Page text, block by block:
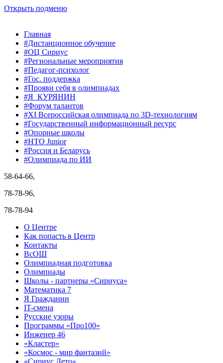
Открыть подменю
Главная
#Дистанционное обучение
#ОЦ Сириус
#Региональные мероприятия
#Педагог-психолог
#Гос. поддержка
#Прояви себя в олимпиадах
#Я_КУРЯНИН
#Форум талантов
#XI Всероссийская олимпиада по 3D-технологиям
#Государственный информационный ресурс
#Опорные школы
#НТО Junior
#Россия и Беларусь
#Олимпиада по ИИ
58-64-66,
78-78-96,
78-78-94
О Центре
Как попасть в Центр
Контакты
ВсОШ
Олимпиадная подготовка
Олимпиады
Школы - партнеры «Сириуса»
Математика 7
Я Гражданин
IT-смена
Русские узоры
Программы «Про100»
Инженер 46
«Кластер»
«Космос - мир фантазий»
«Сириус.Лето»